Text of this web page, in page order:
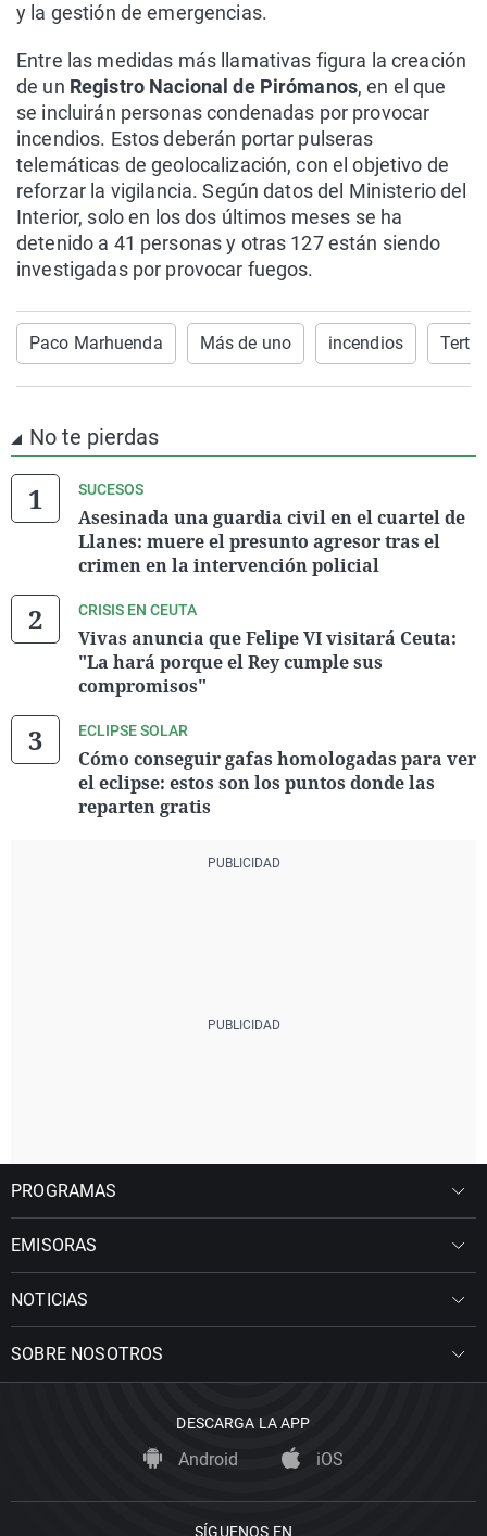
y la gestión de emergencias.
Entre las medidas más llamativas figura la creación
de un Registro Nacional de Pirómanos, en el que
se incluirán personas condenadas por provocar
incendios. Estos deberán portar pulseras
telemáticas de geolocalización, con el objetivo de
reforzar la vigilancia. Según datos del Ministerio del
Interior, solo en los dos últimos meses se ha
detenido a 41 personas y otras 127 están siendo
investigadas por provocar fuegos.
Paco Marhuenda Más de uno incendios
No te pierdas
SUCESOS
Asesinada una guardia civil en el cuartel de
Llanes: muere el presunto agresor tras el
crimen en la intervención policial
CRISIS EN CEUTA
Vivas anuncia que Felipe VI visitará Ceuta:
"La hará porque el Rey cumple sus
compromisos"
ECLIPSE SOLAR
Cómo conseguir gafas homologadas para ver
el eclipse: estos son los puntos donde las
reparten gratis
PROGRAMAS
EMISORAS
NOTICIAS
SOBRE NOSOTROS
DESCARGA LA APP
Android iOS
SÍGUENOS EN